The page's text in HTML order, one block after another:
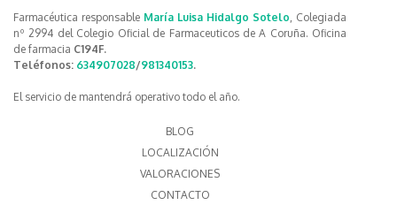
Farmacéutica responsable María Luisa Hidalgo Sotelo , Colegiada
nº 2994 del Colegio Oficial de Farmaceuticos de A Coruña. Oficina
de farmacia C194F.
Teléfonos: 634907028/981340153.
El servicio de mantendrá operativo todo el año.
BLOG
LOCALIZACIÓN
VALORACIONES
CONTACTO